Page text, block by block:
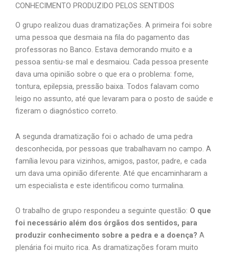
CONHECIMENTO PRODUZIDO PELOS SENTIDOS
O grupo realizou duas dramatizações. A primeira foi sobre
uma pessoa que desmaia na fila do pagamento das
professoras no Banco. Estava demorando muito e a
pessoa sentiu-se mal e desmaiou. Cada pessoa presente
dava uma opinião sobre o que era o problema: fome,
tontura, epilepsia, pressão baixa. Todos falavam como
leigo no assunto, até que levaram para o posto de saúde e
fizeram o diagnóstico correto.
A segunda dramatização foi o achado de uma pedra
desconhecida, por pessoas que trabalhavam no campo. A
família levou para vizinhos, amigos, pastor, padre, e cada
um dava uma opinião diferente. Até que encaminharam a
um especialista e este identificou como turmalina.
O trabalho de grupo respondeu a seguinte questão: O que
foi necessário além dos órgãos dos sentidos, para
produzir conhecimento sobre a pedra e a doença? A
plenária foi muito rica. As dramatizações foram muito